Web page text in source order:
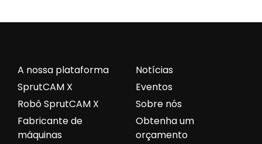
Notícias
Eventos
Sobre nós
Obtenha um
orçamento
A nossa plataforma
SprutCAM X
Robô SprutCAM X
Fabricante de
máquinas